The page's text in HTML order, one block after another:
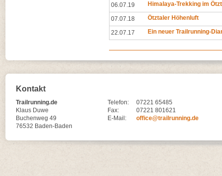
06.07.19 Himalaya-Trekking im
07.07.18 Ötztaler Höhenluft
22.07.17 Ein neuer Trailrunning-
Kontakt
Trailrunning.de
Klaus Duwe
Buchenweg 49
76532 Baden-Baden
Telefon:
07221 65485
Fax:
07221 801621
E-Mail:
office@trailrunning.de